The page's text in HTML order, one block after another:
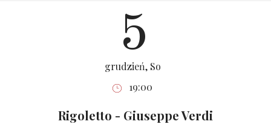
5
grudzień, So
19:00
Rigoletto - Giuseppe Verdi